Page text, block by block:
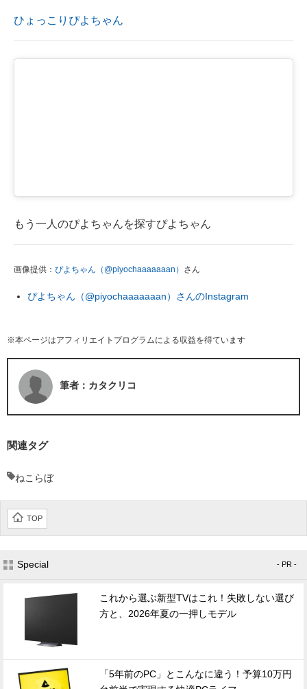
ひょっこりぴよちゃん
もう一人のぴよちゃんを探すぴよちゃん
画像提供： ぴよちゃん（@piyochaaaaaaan） さん
ぴよちゃん（@piyochaaaaaaan）さんのInstagram
※本ページはアフィリエイトプログラムによる収益を得ています
筆者：カタクリコ
関連タグ
ねこらぼ
TOP
Special - PR -
これから選ぶ新型TVはこれ！失敗しない選び
方と、2026年夏の一押しモデル
「5年前のPC」とこんなに違う！予算10万円